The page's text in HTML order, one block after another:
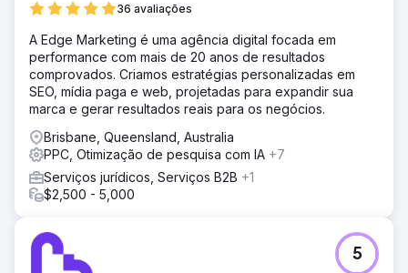
36 avaliações
A Edge Marketing é uma agência digital focada em
performance com mais de 20 anos de resultados
comprovados. Criamos estratégias personalizadas em
SEO, mídia paga e web, projetadas para expandir sua
marca e gerar resultados reais para os negócios.
Brisbane, Queensland, Australia
PPC, Otimização de pesquisa com IA +7
Serviços jurídicos, Serviços B2B +1
$2,500 - 5,000
5